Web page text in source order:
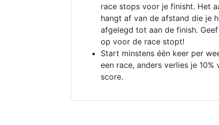
race stops voor je finisht. Het
hangt af van de afstand die je
afgelegd tot aan de finish.
op voor de race stopt!
Start minstens één keer per
een race, anders verlies je 10%
score.